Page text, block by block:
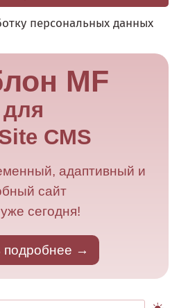
персональных данных
MF
для
CMS
адаптивный и
сайт
сегодня!
подробнее